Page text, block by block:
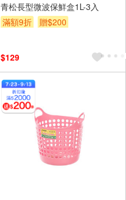
青松長型微波保鮮盒1L-3入
滿額9折
贈$200
$129